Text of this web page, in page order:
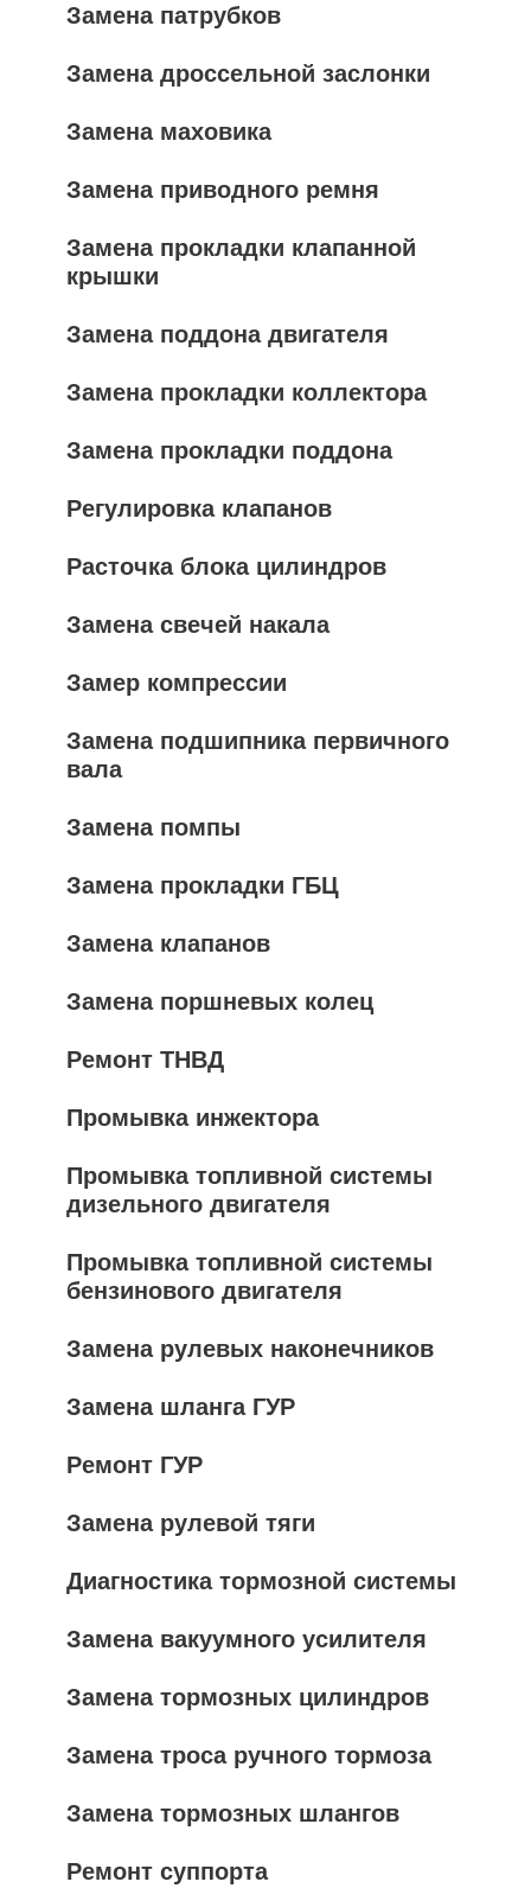
Замена патрубков
Замена дроссельной заслонки
Замена маховика
Замена приводного ремня
Замена прокладки клапанной
крышки
Замена поддона двигателя
Замена прокладки коллектора
Замена прокладки поддона
Регулировка клапанов
Расточка блока цилиндров
Замена свечей накала
Замер компрессии
Замена подшипника первичного
вала
Замена помпы
Замена прокладки ГБЦ
Замена клапанов
Замена поршневых колец
Ремонт ТНВД
Промывка инжектора
Промывка топливной системы
дизельного двигателя
Промывка топливной системы
бензинового двигателя
Замена рулевых наконечников
Замена шланга ГУР
Ремонт ГУР
Замена рулевой тяги
Диагностика тормозной системы
Замена вакуумного усилителя
Замена тормозных цилиндров
Замена троса ручного тормоза
Замена тормозных шлангов
Ремонт суппорта